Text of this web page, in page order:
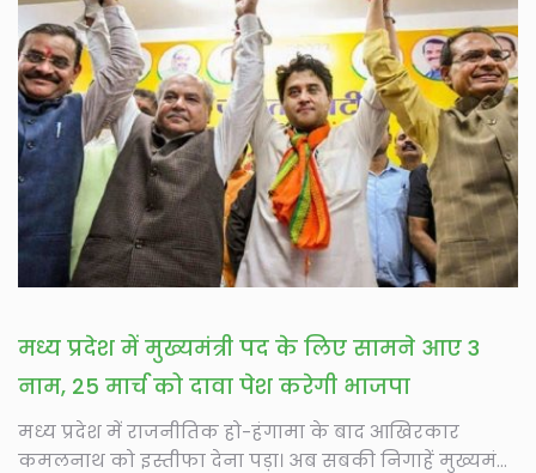
मध्य प्रदेश में मुख्यमंत्री पद के लिए सामने आए 3
नाम, 25 मार्च को दावा पेश करेगी भाजपा
मध्य प्रदेश में राजनीतिक हो-हंगामा के बाद आखिरकार
कमलनाथ को इस्तीफा देना पड़ा। अब सबकी निगाहें मुख्यमंत्री